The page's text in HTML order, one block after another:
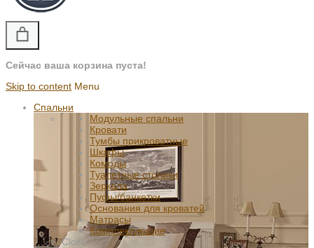
Сейчас ваша корзина пуста!
Skip to content Menu
Спальни
Модульные спальни
Кровати
Тумбы прикроватные
Шкафы
Комоды
Туалетные столики
Зеркала
Пуфы/банкетки
Основания для кроватей
Матрасы
Комплектующие
Close